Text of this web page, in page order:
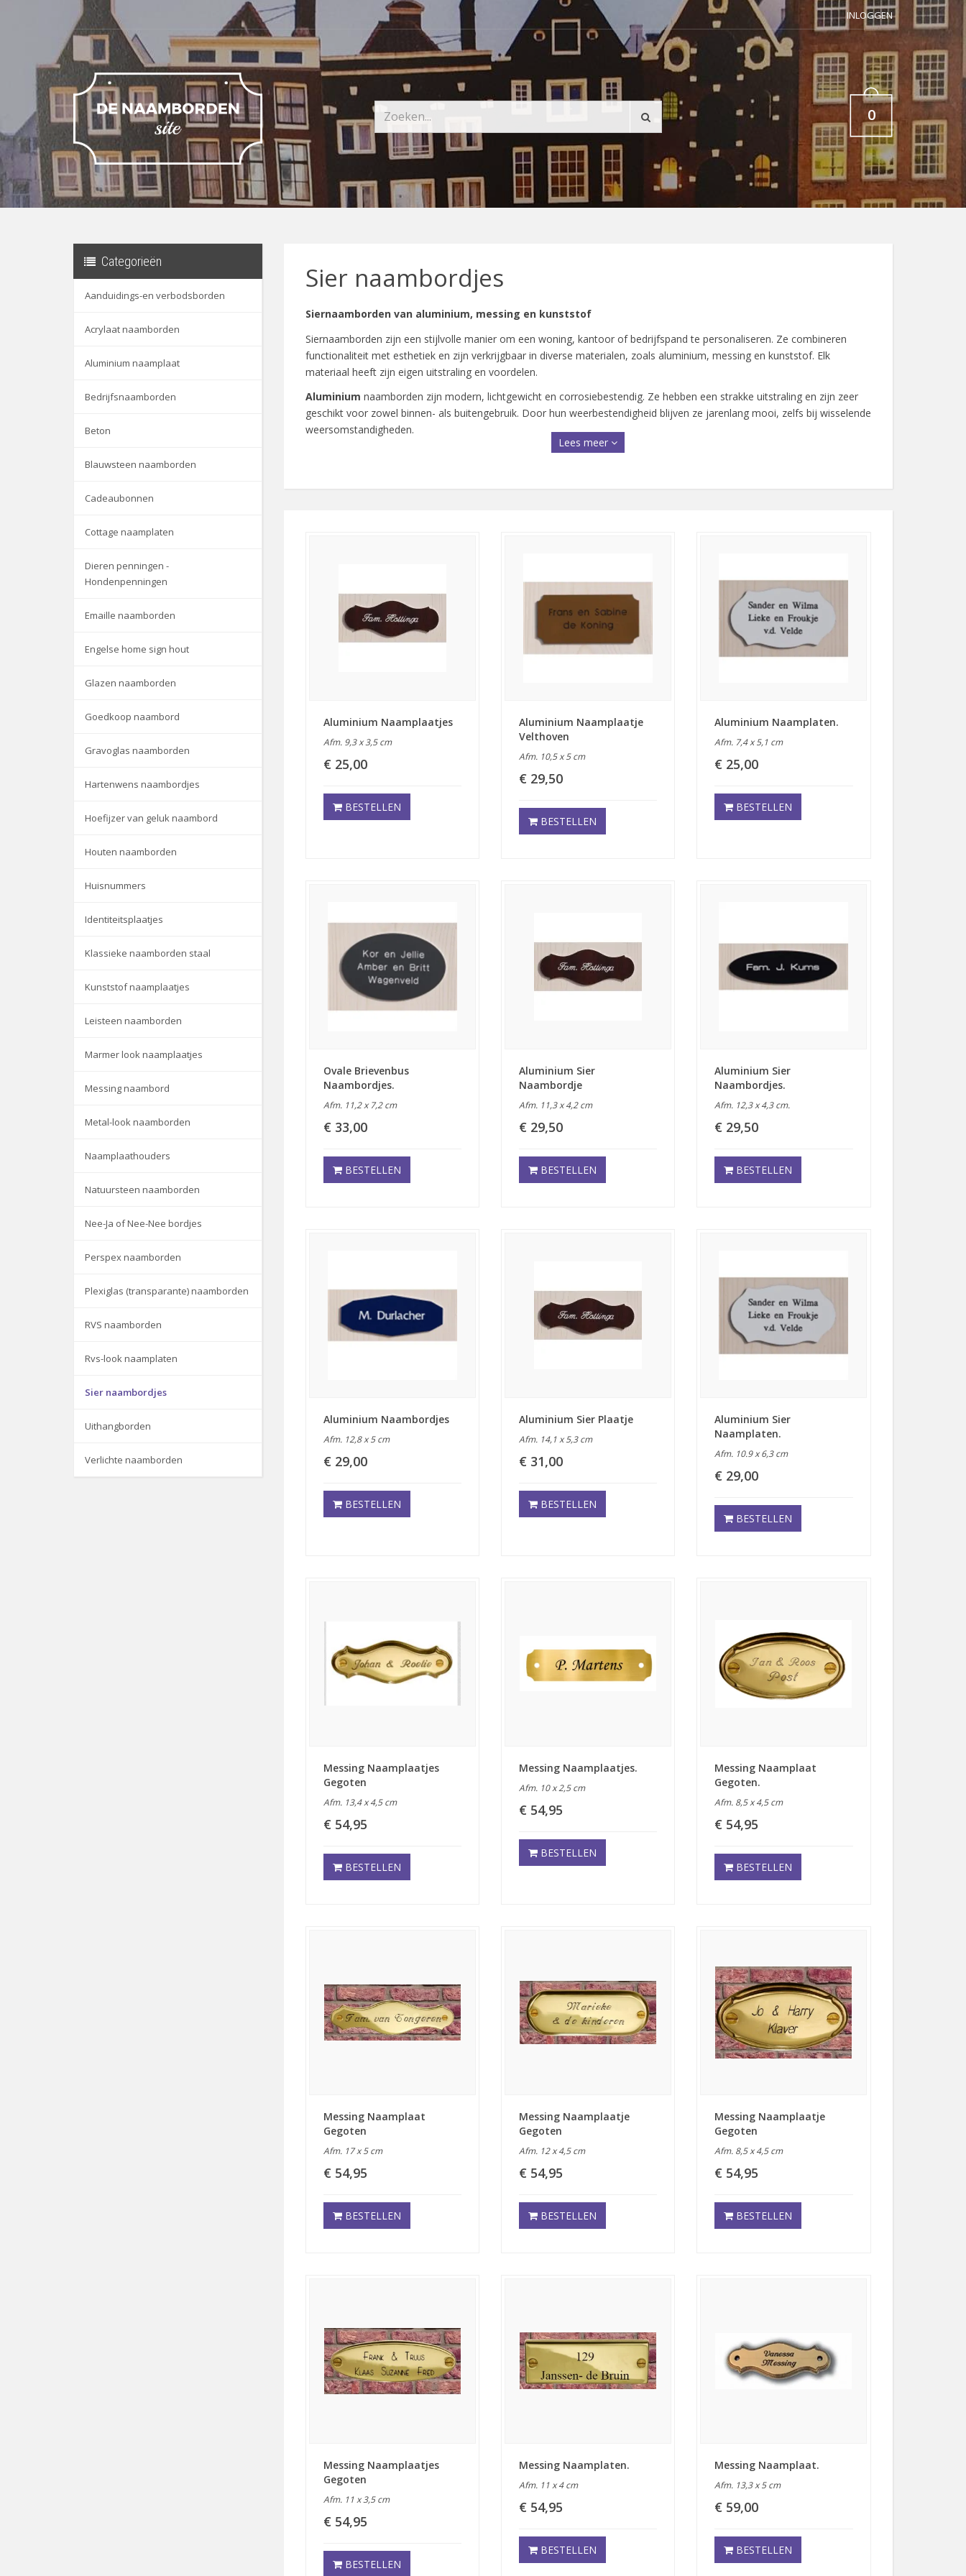
INLOGGEN
0
Categorieën
Aanduidings-en verbodsborden
Acrylaat naamborden
Aluminium naamplaat
Bedrijfsnaamborden
Beton
Blauwsteen naamborden
Cadeaubonnen
Cottage naamplaten
Dieren penningen -
Hondenpenningen
Emaille naamborden
Engelse home sign hout
Glazen naamborden
Goedkoop naambord
Gravoglas naamborden
Hartenwens naambordjes
Hoefijzer van geluk naambord
Houten naamborden
Huisnummers
Identiteitsplaatjes
Klassieke naamborden staal
Kunststof naamplaatjes
Leisteen naamborden
Marmer look naamplaatjes
Messing naambord
Metal-look naamborden
Naamplaathouders
Natuursteen naamborden
Nee-Ja of Nee-Nee bordjes
Perspex naamborden
Plexiglas (transparante) naamborden
RVS naamborden
Rvs-look naamplaten
Sier naambordjes
Uithangborden
Verlichte naamborden
Sier naambordjes
Siernaamborden van aluminium, messing en kunststof
Siernaamborden zijn een stijlvolle manier om een woning, kantoor of bedrijfspand te personaliseren. Ze combineren
functionaliteit met esthetiek en zijn verkrijgbaar in diverse materialen, zoals aluminium, messing en kunststof. Elk
materiaal heeft zijn eigen uitstraling en voordelen.
Aluminium naamborden zijn modern, lichtgewicht en corrosiebestendig. Ze hebben een strakke uitstraling en zijn zeer
geschikt voor zowel binnen- als buitengebruik. Door hun weerbestendigheid blijven ze jarenlang mooi, zelfs bij wisselende
weersomstandigheden.
siernaamborden hebben een klassieke, luxe uitstraling. Het goudkleurige metaal geeft een chique accent aan
patina kan ontwikkelen, wat de charme nog verder vergroot.
kunststof: een siernaambord voegt altijd een persoonlijk en verzorgd element toe aan elke entree.
Lees meer
Aluminium Naamplaatjes
Afm. 9,3 x 3,5 cm
€ 25,00
BESTELLEN
Aluminium Naamplaatje
Velthoven
Afm. 10,5 x 5 cm
€ 29,50
BESTELLEN
Aluminium Naamplaten.
Afm. 7,4 x 5,1 cm
€ 25,00
BESTELLEN
Ovale Brievenbus
Naambordjes.
Afm. 11,2 x 7,2 cm
€ 33,00
BESTELLEN
Aluminium Sier
Naambordje
Afm. 11,3 x 4,2 cm
€ 29,50
BESTELLEN
Aluminium Sier
Naambordjes.
Afm. 12,3 x 4,3 cm.
€ 29,50
BESTELLEN
Aluminium Naambordjes
Afm. 12,8 x 5 cm
€ 29,00
BESTELLEN
Aluminium Sier Plaatje
Afm. 14,1 x 5,3 cm
€ 31,00
BESTELLEN
Aluminium Sier
Naamplaten.
Afm. 10.9 x 6,3 cm
€ 29,00
BESTELLEN
Messing Naamplaatjes
Gegoten
Afm. 13,4 x 4,5 cm
€ 54,95
BESTELLEN
Messing Naamplaatjes.
Afm. 10 x 2,5 cm
€ 54,95
BESTELLEN
Messing Naamplaat
Gegoten.
Afm. 8,5 x 4,5 cm
€ 54,95
BESTELLEN
Messing Naamplaat
Gegoten
Afm. 17 x 5 cm
€ 54,95
BESTELLEN
Messing Naamplaatje
Gegoten
Afm. 12 x 4,5 cm
€ 54,95
BESTELLEN
Messing Naamplaatje
Gegoten
Afm. 8,5 x 4,5 cm
€ 54,95
BESTELLEN
Messing Naamplaatjes
Gegoten
Afm. 11 x 3,5 cm
€ 54,95
BESTELLEN
Messing Naamplaten.
Afm. 11 x 4 cm
€ 54,95
BESTELLEN
Messing Naamplaat.
Afm. 13,3 x 5 cm
€ 59,00
BESTELLEN